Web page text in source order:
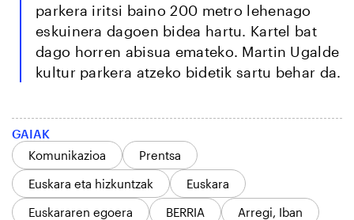
parkera iritsi baino 200 metro lehenago
eskuinera dagoen bidea hartu. Kartel bat
dago horren abisua emateko. Martin Ugalde
kultur parkera atzeko bidetik sartu behar da.
GAIAK
Komunikazioa
Prentsa
Euskara eta hizkuntzak
Euskara
Euskararen egoera
BERRIA
Arregi, Iban